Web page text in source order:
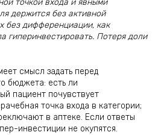
точкой входа и явными
держится без активной
без дифференциации, как
гиперинвестировать. Потеря доли
смысл задать перед
бюджета: есть ли
пациент почувствует
точка входа в категории;
в аптеке. Если ответы
инвестиции не окупятся.